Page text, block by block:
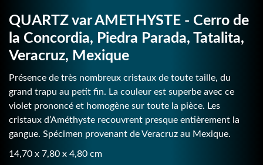
QUARTZ var AMETHYSTE - Cerro de
la Concordia, Piedra Parada, Tatalita,
Veracruz, Mexique
Présence de très nombreux cristaux de toute taille, du
grand trapu au petit fin. La couleur est superbe avec ce
violet prononcé et homogène sur toute la pièce. Les
cristaux d’Améthyste recouvrent presque entièrement la
gangue. Spécimen provenant de Veracruz au Mexique.
14,70 x 7,80 x 4,80 cm